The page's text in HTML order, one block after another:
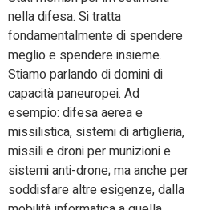
nella difesa. Si tratta
fondamentalmente di spendere
meglio e spendere insieme.
Stiamo parlando di domini di
capacità paneuropei. Ad
esempio: difesa aerea e
missilistica, sistemi di artiglieria,
missili e droni per munizioni e
sistemi anti-drone; ma anche per
soddisfare altre esigenze, dalla